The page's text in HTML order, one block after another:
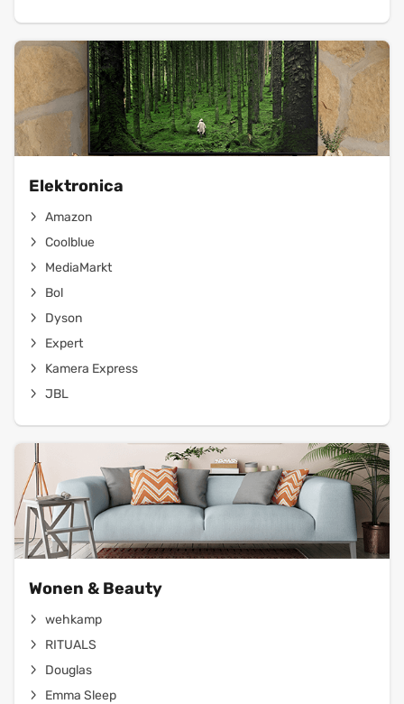
Elektronica
Amazon
Coolblue
MediaMarkt
Bol
Dyson
Expert
Kamera Express
JBL
Wonen & Beauty
wehkamp
RITUALS
Douglas
Emma Sleep